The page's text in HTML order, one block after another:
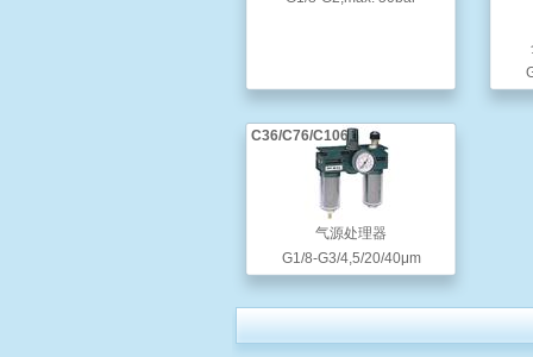
C36/C76/C106
气源处理器
G1/8-G3/4,5/20/40μm